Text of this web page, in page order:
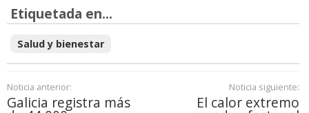
Etiquetada en...
Salud y bienestar
Noticia anterior:
Galicia registra más
Noticia siguiente:
El calor extremo